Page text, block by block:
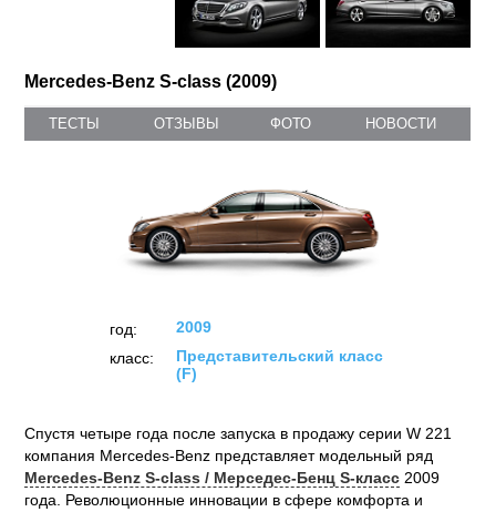
Mercedes-Benz S-class (2009)
ТЕСТЫ ОТЗЫВЫ ФОТО НОВОСТИ
год:
2009
класс:
Представительский класс
(F)
Спустя четыре года после запуска в продажу серии W 221
компания Mercedes-Benz представляет модельный ряд
Mercedes-Benz S-class / Мерседес-Бенц S-класс 2009
года. Революционные инновации в сфере комфорта и